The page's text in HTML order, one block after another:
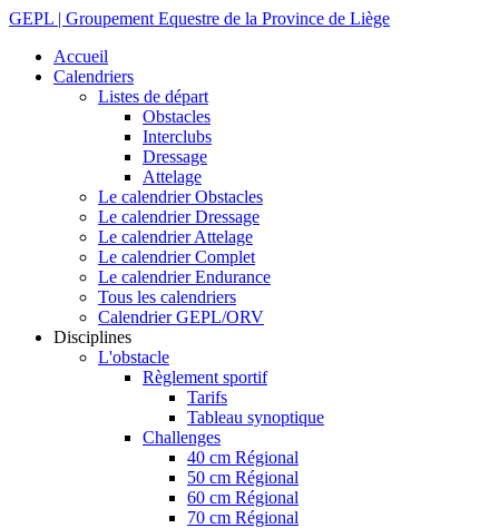
GEPL | Groupement Equestre de la Province de Liège
Accueil
Calendriers
Listes de départ
Obstacles
Interclubs
Dressage
Attelage
Le calendrier Obstacles
Le calendrier Dressage
Le calendrier Attelage
Le calendrier Complet
Le calendrier Endurance
Tous les calendriers
Calendrier GEPL/ORV
Disciplines
L'obstacle
Règlement sportif
Tarifs
Tableau synoptique
Challenges
40 cm Régional
50 cm Régional
60 cm Régional
70 cm Régional